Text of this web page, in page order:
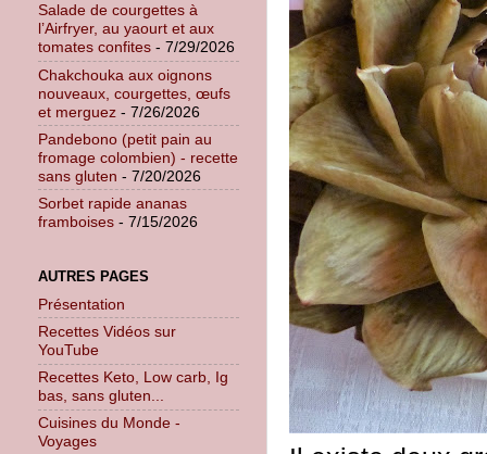
Salade de courgettes à
l’Airfryer, au yaourt et aux
tomates confites - 7/29/2026
Chakchouka aux oignons
nouveaux, courgettes, œufs
et merguez - 7/26/2026
Pandebono (petit pain au
fromage colombien) - recette
sans gluten - 7/20/2026
Sorbet rapide ananas
framboises - 7/15/2026
AUTRES PAGES
Présentation
Recettes Vidéos sur
YouTube
Recettes Keto, Low carb, Ig
bas, sans gluten...
Cuisines du Monde -
Voyages